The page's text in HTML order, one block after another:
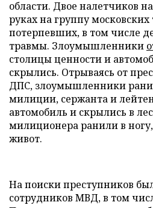
области. Двое налетчиков
руках на группу московских
потерпевших, в том числе
травмы. Злоумышленники
столицы ценности и
скрылись. Отрываясь от
ДПС, злоумышленники
милиции, сержанта и
автомобиль и скрылись в
милиционера ранили в ногу,
живот.
На поиски преступников
сотрудников МВД, в том